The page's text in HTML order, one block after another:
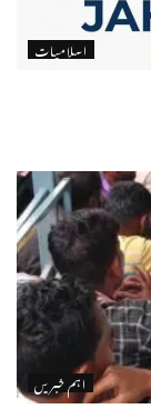
اسلامیات
اہم خبریں